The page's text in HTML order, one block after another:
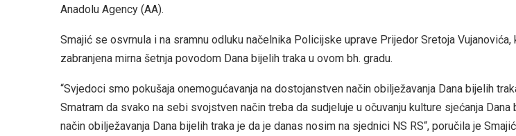
Anadolu Agency (AA).
Smajić se osvrnula i na sramnu odluku načelnika Policijske uprave Prijedor Sretoja Vujanovića,
zabranjena mirna šetnja povodom Dana bijelih traka u ovom bh. gradu.
“Svjedoci smo pokušaja onemogućavanja na dostojanstven način obilježavanja Dana bijelih
Smatram da svako na sebi svojstven način treba da sudjeluje u očuvanju kulture sjećanja Dana
način obilježavanja Dana bijelih traka je da je danas nosim na sjednici NS RS“, poručila je